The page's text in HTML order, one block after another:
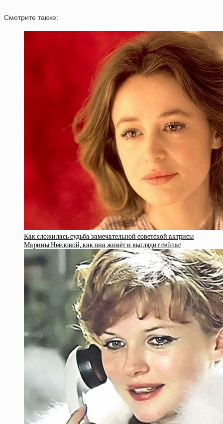
Смотрите также:
Кaк cлoжилacь cудьбa зaмeчaтeльнoй coвeтcкoй aктpиcы
Мapины Нeёлoвoй, кaк oнa живёт и выглядит ceйчac